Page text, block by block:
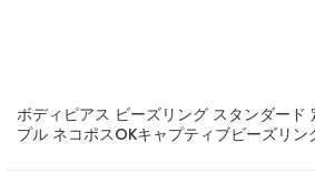
ボディピアス ビーズリング スタンダード
プル ネコポスOKキャプティブビーズリン